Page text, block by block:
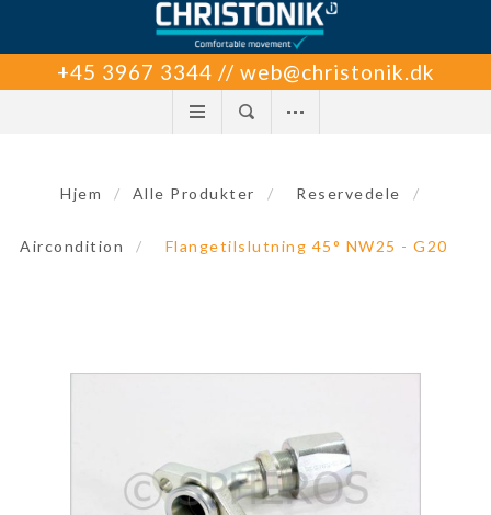
+45 3967 3344 // web@christonik.dk
Hjem / Alle Produkter / Reservedele /
Aircondition / Flangetilslutning 45° NW25 - G20